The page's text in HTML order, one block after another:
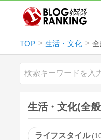
TOP 生活・文化 全
生活・文化(全
ライフスタイル